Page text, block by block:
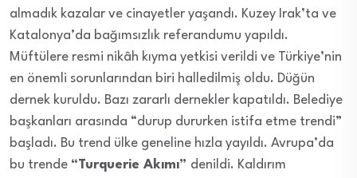
almadık kazalar ve cinayetler yaşandı. Kuzey Irak’ta ve
Katalonya’da bağımsızlık referandumu yapıldı.
Müftülere resmi nikâh kıyma yetkisi verildi ve Türkiye’nin
en önemli sorunlarından biri halledilmiş oldu. Düğün
dernek kuruldu. Bazı zararlı dernekler kapatıldı. Belediye
başkanları arasında “durup dururken istifa etme trendi”
başladı. Bu trend ülke geneline hızla yayıldı. Avrupa’da
bu trende “Turquerie Akımı” denildi. Kaldırım